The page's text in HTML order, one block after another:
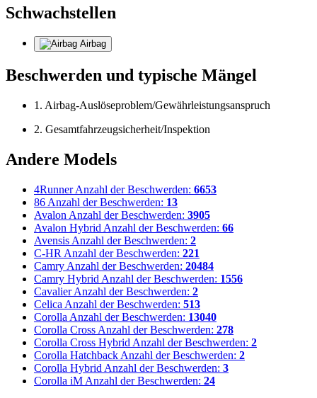
Schwachstellen
Airbag
Beschwerden und typische Mängel
1. Airbag-Auslöseproblem/Gewährleistungsanspruch
2. Gesamtfahrzeugsicherheit/Inspektion
Andere Models
4Runner Anzahl der Beschwerden: 6653
86 Anzahl der Beschwerden: 13
Avalon Anzahl der Beschwerden: 3905
Avalon Hybrid Anzahl der Beschwerden: 66
Avensis Anzahl der Beschwerden: 2
C-HR Anzahl der Beschwerden: 221
Camry Anzahl der Beschwerden: 20484
Camry Hybrid Anzahl der Beschwerden: 1556
Cavalier Anzahl der Beschwerden: 2
Celica Anzahl der Beschwerden: 513
Corolla Anzahl der Beschwerden: 13040
Corolla Cross Anzahl der Beschwerden: 278
Corolla Cross Hybrid Anzahl der Beschwerden: 2
Corolla Hatchback Anzahl der Beschwerden: 2
Corolla Hybrid Anzahl der Beschwerden: 3
Corolla iM Anzahl der Beschwerden: 24